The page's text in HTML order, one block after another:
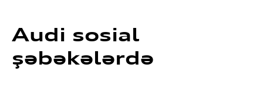
Audi sosial
şəbəkələrdə